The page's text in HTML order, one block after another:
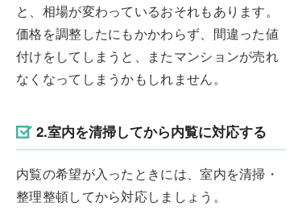
と、相場が変わっているおそれもあります。
価格を調整したにもかかわらず、間違った値
付けをしてしまうと、またマンションが売れ
なくなってしまうかもしれません。
2.室内を清掃してから内覧に対応する
内覧の希望が入ったときには、室内を清掃・
整理整頓してから対応しましょう。